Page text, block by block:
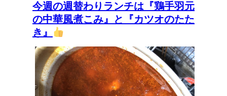
今週の週替わりランチは『鶏手羽元
の中華風煮こみ』と『カツオのたた
き』